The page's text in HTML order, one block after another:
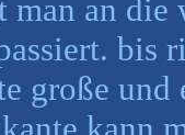
man an
bis
große